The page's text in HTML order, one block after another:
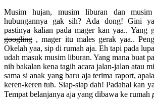
Musim hujan, musim liburan dan
hubungannya gak sih? Ada dong! Gini
pastinya kalian pada mager kan yaa.. Yang
googling , mager itu males gerak yaa..
Okelah yaa, sip di rumah aja. Eh tapi pada
udah masuk musim liburan. Yang mana buat
nih bakalan kena tagih acara jalan-jalan atau
sama si anak yang baru aja terima raport,
keren-keren tuh. Siap-siap dah! Padahal kan
Tempat belanjanya aja yang dibawa ke rumah